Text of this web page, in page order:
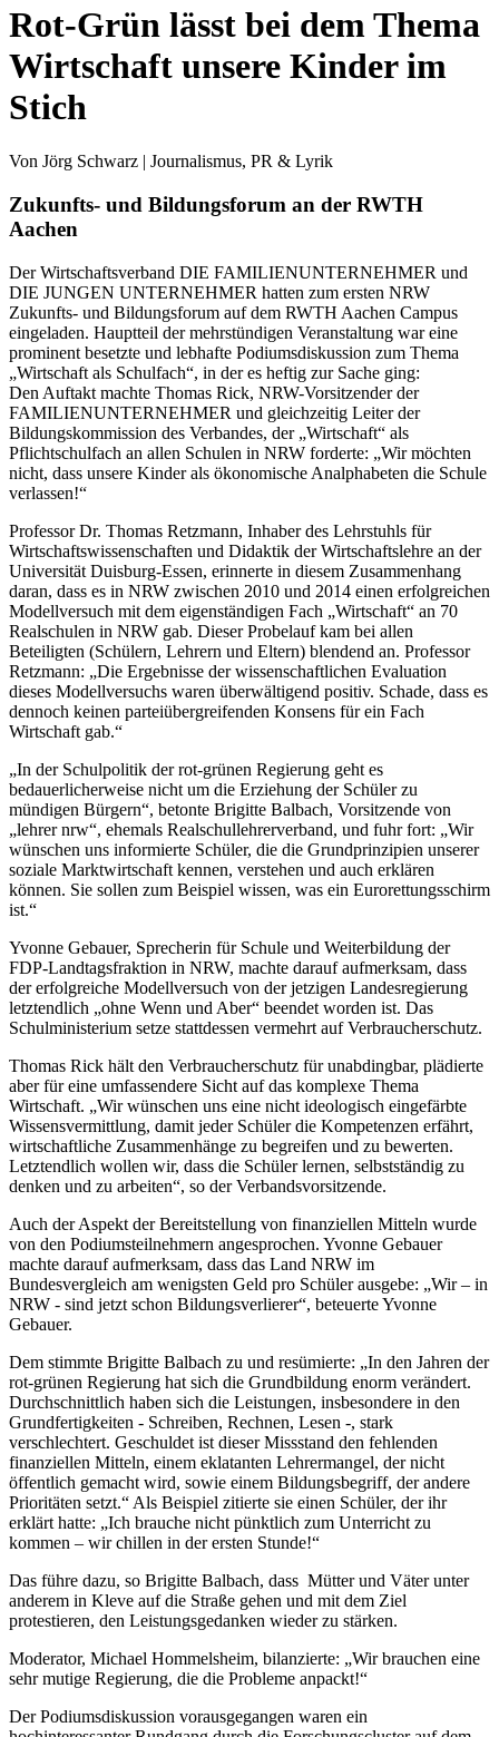
Rot-Grün lässt bei dem Thema
Wirtschaft unsere Kinder im
Stich
Von Jörg Schwarz | Journalismus, PR & Lyrik
Zukunfts- und Bildungsforum an der RWTH
Aachen
Der Wirtschaftsverband DIE FAMILIENUNTERNEHMER und
DIE JUNGEN UNTERNEHMER hatten zum ersten NRW
Zukunfts- und Bildungsforum auf dem RWTH Aachen Campus
eingeladen. Hauptteil der mehrstündigen Veranstaltung war eine
prominent besetzte und lebhafte Podiumsdiskussion zum Thema
„Wirtschaft als Schulfach“, in der es heftig zur Sache ging:
Den Auftakt machte Thomas Rick, NRW-Vorsitzender der
FAMILIENUNTERNEHMER und gleichzeitig Leiter der
Bildungskommission des Verbandes, der „Wirtschaft“ als
Pflichtschulfach an allen Schulen in NRW forderte: „Wir möchten
nicht, dass unsere Kinder als ökonomische Analphabeten die Schule
verlassen!“
Professor Dr. Thomas Retzmann, Inhaber des Lehrstuhls für
Wirtschaftswissenschaften und Didaktik der Wirtschaftslehre an der
Universität Duisburg-Essen, erinnerte in diesem Zusammenhang
daran, dass es in NRW zwischen 2010 und 2014 einen erfolgreichen
Modellversuch mit dem eigenständigen Fach „Wirtschaft“ an 70
Realschulen in NRW gab. Dieser Probelauf kam bei allen
Beteiligten (Schülern, Lehrern und Eltern) blendend an. Professor
Retzmann: „Die Ergebnisse der wissenschaftlichen Evaluation
dieses Modellversuchs waren überwältigend positiv. Schade, dass es
dennoch keinen parteiübergreifenden Konsens für ein Fach
Wirtschaft gab.“
„In der Schulpolitik der rot-grünen Regierung geht es
bedauerlicherweise nicht um die Erziehung der Schüler zu
mündigen Bürgern“, betonte Brigitte Balbach, Vorsitzende von
„lehrer nrw“, ehemals Realschullehrerverband, und fuhr fort: „Wir
wünschen uns informierte Schüler, die die Grundprinzipien unserer
soziale Marktwirtschaft kennen, verstehen und auch erklären
können. Sie sollen zum Beispiel wissen, was ein Eurorettungsschirm
ist.“
Yvonne Gebauer, Sprecherin für Schule und Weiterbildung der
FDP-Landtagsfraktion in NRW, machte darauf aufmerksam, dass
der erfolgreiche Modellversuch von der jetzigen Landesregierung
letztendlich „ohne Wenn und Aber“ beendet worden ist. Das
Schulministerium setze stattdessen vermehrt auf Verbraucherschutz.
Thomas Rick hält den Verbraucherschutz für unabdingbar, plädierte
aber für eine umfassendere Sicht auf das komplexe Thema
Wirtschaft. „Wir wünschen uns eine nicht ideologisch eingefärbte
Wissensvermittlung, damit jeder Schüler die Kompetenzen erfährt,
wirtschaftliche Zusammenhänge zu begreifen und zu bewerten.
Letztendlich wollen wir, dass die Schüler lernen, selbstständig zu
denken und zu arbeiten“, so der Verbandsvorsitzende.
Auch der Aspekt der Bereitstellung von finanziellen Mitteln wurde
von den Podiumsteilnehmern angesprochen. Yvonne Gebauer
machte darauf aufmerksam, dass das Land NRW im
Bundesvergleich am wenigsten Geld pro Schüler ausgebe: „Wir – in
NRW - sind jetzt schon Bildungsverlierer“, beteuerte Yvonne
Gebauer.
Dem stimmte Brigitte Balbach zu und resümierte: „In den Jahren der
rot-grünen Regierung hat sich die Grundbildung enorm verändert.
Durchschnittlich haben sich die Leistungen, insbesondere in den
Grundfertigkeiten - Schreiben, Rechnen, Lesen -, stark
verschlechtert. Geschuldet ist dieser Missstand den fehlenden
finanziellen Mitteln, einem eklatanten Lehrermangel, der nicht
öffentlich gemacht wird, sowie einem Bildungsbegriff, der andere
Prioritäten setzt.“ Als Beispiel zitierte sie einen Schüler, der ihr
erklärt hatte: „Ich brauche nicht pünktlich zum Unterricht zu
kommen – wir chillen in der ersten Stunde!“
Das führe dazu, so Brigitte Balbach, dass Mütter und Väter unter
anderem in Kleve auf die Straße gehen und mit dem Ziel
protestieren, den Leistungsgedanken wieder zu stärken.
Moderator, Michael Hommelsheim, bilanzierte: „Wir brauchen eine
sehr mutige Regierung, die die Probleme anpackt!“
Der Podiumsdiskussion vorausgegangen waren ein